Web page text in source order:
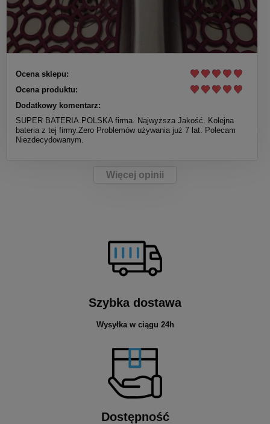
Ocena sklepu:
Ocena produktu:
Dodatkowy komentarz:
SUPER BATERIA.POLSKA firma. Najwyższa Jakość. Kolejna
bateria z tej firmy.Zero Problemów używania już 7 lat. Polecam
Niezdecydowanym.
Więcej opinii
Szybka dostawa
Wysyłka w ciągu 24h
Dostępność